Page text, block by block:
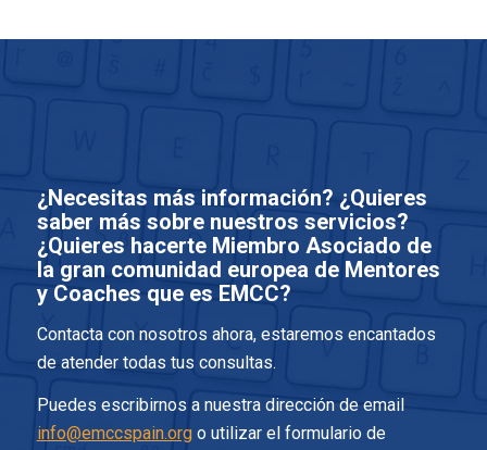
¿Necesitas más información? ¿Quieres
saber más sobre nuestros servicios?
¿Quieres hacerte Miembro Asociado de
la gran comunidad europea de Mentores
y Coaches que es EMCC?
Contacta con nosotros ahora, estaremos encantados
de atender todas tus consultas.
Puedes escribirnos a nuestra dirección de email
info@emccspain.orgo utilizar el formulario de